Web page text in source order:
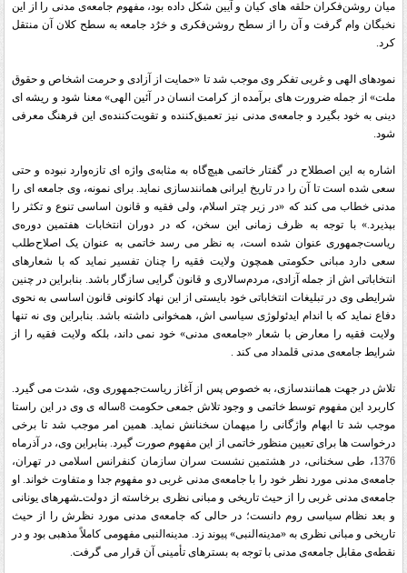
میان روشن‌فکران حلقه های کیان و آیین شکل داده بود، مفهوم جامعه‌ی مدنی را از این
نخبگان وام گرفت و آن را از سطح روشن‌فکری و خرُد جامعه به سطح کلان آن منتقل
کرد.
نمودهای الهی و غربی تفکر وی موجب شد تا «حمایت از آزادی و حرمت اشخاص و حقوق
ملت» از جمله ضرورت های برآمده از کرامت انسان در آئین الهی» معنا شود و ریشه ای
دینی به خود بگیرد و جامعه‌ی مدنی نیز تعمیق‌کننده و تقویت‌کننده‌ی این فرهنگ معرفی
شود.
اشاره به این اصطلاح در گفتار خاتمی هیچ‌گاه به مثابه‌ی واژه ای تازه‌وارد نبوده و حتی
سعی شده است تا آن را در تاریخ ایرانی همانندسازی نماید. برای نمونه، وی جامعه ای را
مدنی خطاب می کند که «در زیر چتر اسلام، ولی فقیه و قانون اساسی تنوع و تکثر را
بپذیرد.» با توجه به ظرف زمانی این سخن، که در دوران انتخابات هفتمین دوره‌ی
ریاست‌جمهوری عنوان شده است، به نظر می رسد خاتمی به عنوان یک اصلاح‌طلب
سعی دارد مبانی حکومتی همچون ولایت فقیه را چنان تفسیر نماید که با شعارهای
انتخاباتی اش از جمله آزادی، مردم‌سالاری و قانون گرایی سازگار باشد. بنابراین در چنین
شرایطی وی در تبلیغات انتخاباتی خود بایستی از این نهاد کانونی قانون اساسی به نحوی
دفاع نماید که با اندام ایدئولوژی سیاسی اش، همخوانی داشته باشد. بنابراین وی نه تنها
ولایت فقیه را معارض با شعار «جامعه‌ی مدنی» خود نمی داند، بلکه ولایت فقیه را از
شرایط جامعه‌ی مدنی قلمداد می کند .
تلاش در جهت همانندسازی، به خصوص پس از آغاز ریاست‌جمهوری وی، شدت می گیرد.
کاربرد این مفهوم توسط خاتمی و وجود تلاش جمعی حکومت 8ساله ی وی در این راستا
موجب شد تا ابهام واژگانی را میهمان سخنانش نماید. همین امر موجب شد تا برخی
درخواست ها برای تعیین منظور خاتمی از این مفهوم صورت گیرد. بنابراین وی، در آذرماه
1376، طی سخنانی، در هشتمین نشست سران سازمان کنفرانس اسلامی در تهران،
جامعه‌ی مدنی مورد نظر خود را با جامعه‌ی مدنی غربی دو مفهوم جدا و متفاوت خواند. او
جامعه‌ی مدنی غربی را از حیث تاریخی و مبانی نظری برخاسته از دولت‌ـ‌شهرهای یونانی
و بعد نظام سیاسی‏ روم دانست؛ در حالی که جامعه‌ی مدنی مورد نظرش را از حیث
تاریخی و مبانی نظری‏ به «مدینه‌النبی» پیوند زد. مدینه‌النبی مفهومی کاملاً مذهبی بود و در
نقطه‌ی مقابل جامعه‌ی مدنی با توجه به بسترهای تأمینی آن قرار می گرفت.